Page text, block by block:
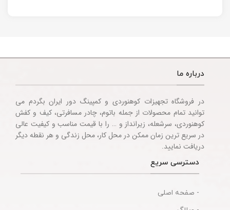
درباره ما
در فروشگاه تجهیزات کوهنوردی و کمپینگ دور ایران بگردم می
توانید تمام محصولات از جمله باتوم، چادر مسافرتی، کیف و کفش
کوهنوردی، سرشعله، زیرانداز و … را با قیمت مناسب و کیفیت عالی
در سریع ترین زمان ممکن در محل کار، محل زندگی و هر نقطه دیگر
دریافت نمایید.
دسترسی سریع
- صفحه اصلی